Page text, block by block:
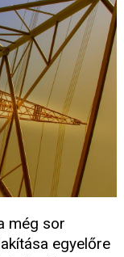
még sor
egyelőre